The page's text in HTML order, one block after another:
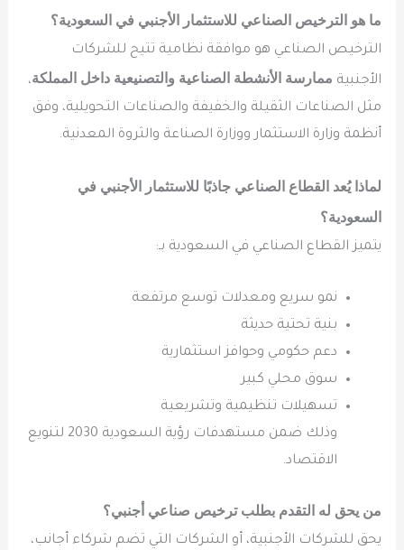
ما هو الترخيص الصناعي للاستثمار الأجنبي في السعودية؟
الترخيص الصناعي هو موافقة نظامية تتيح للشركات
الأجنبية ممارسة الأنشطة الصناعية والتصنيعية داخل المملكة،
مثل الصناعات الثقيلة والخفيفة والصناعات التحويلية، وفق
أنظمة وزارة الاستثمار ووزارة الصناعة والثروة المعدنية.
لماذا يُعد القطاع الصناعي جاذبًا للاستثمار الأجنبي في
السعودية؟
يتميز القطاع الصناعي في السعودية بـ:
نمو سريع ومعدلات توسع مرتفعة
بنية تحتية حديثة
دعم حكومي وحوافز استثمارية
سوق محلي كبير
تسهيلات تنظيمية وتشريعية
وذلك ضمن مستهدفات رؤية السعودية 2030 لتنويع
الاقتصاد.
من يحق له التقدم بطلب ترخيص صناعي أجنبي؟
يحق للشركات الأجنبية، أو الشركات التي تضم شركاء أجانب،